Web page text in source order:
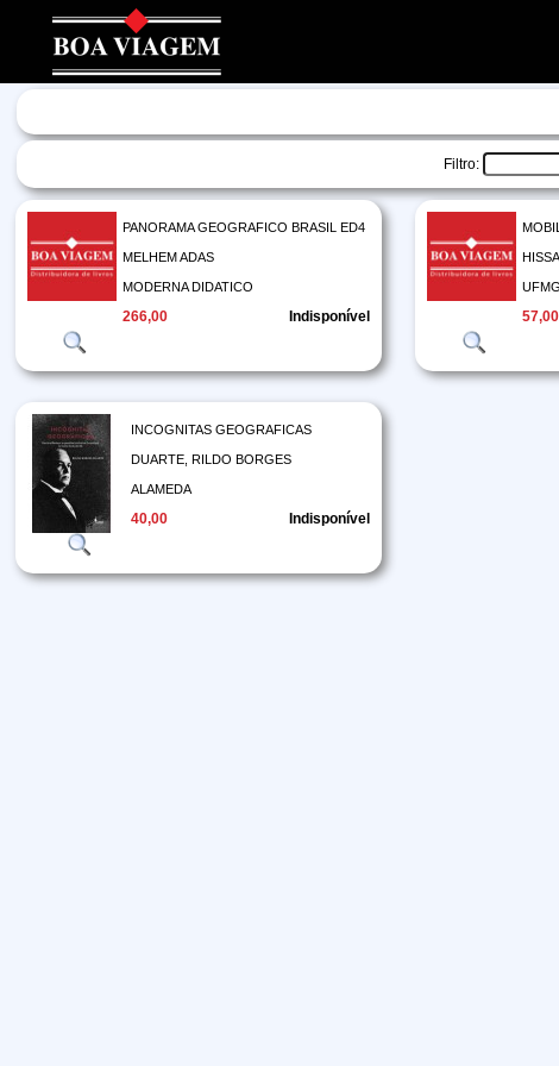
Filtro:
PANORAMA GEOGRAFICO BRASIL ED4
MELHEM ADAS
MODERNA DIDATICO
266,00 Indisponível
UFMG
57,00
INCOGNITAS GEOGRAFICAS
DUARTE, RILDO BORGES
ALAMEDA
40,00 Indisponível